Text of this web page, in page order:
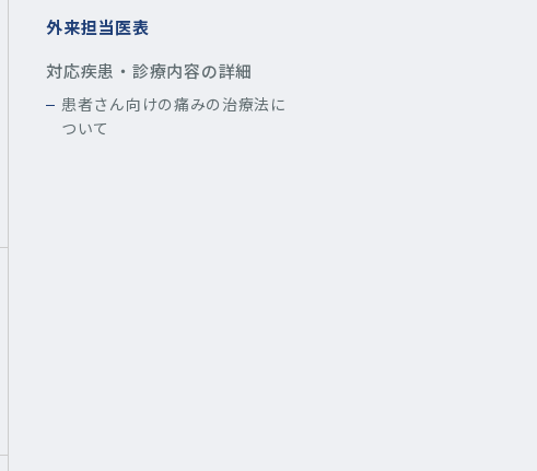
外来担当医表
対応疾患・診療内容の詳細
患者さん向けの痛みの治療法に
ついて